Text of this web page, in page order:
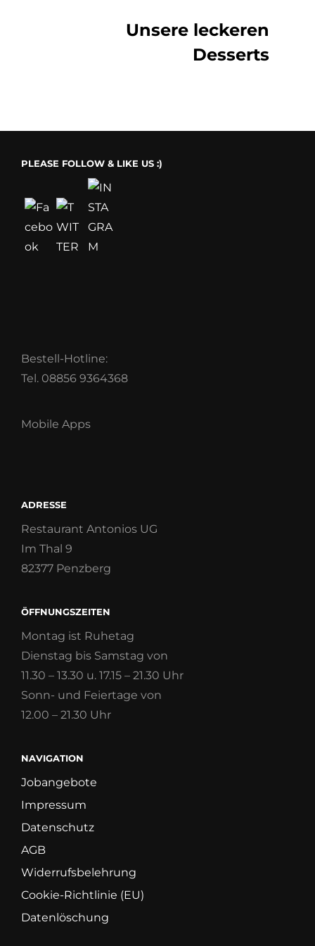
Unsere leckeren
Desserts
PLEASE FOLLOW & LIKE US :)
Bestell-Hotline:
Tel. 08856 9364368
Mobile Apps
ADRESSE
Restaurant Antonios UG
Im Thal 9
82377 Penzberg
ÖFFNUNGSZEITEN
Montag ist Ruhetag
Dienstag bis Samstag von
11.30 – 13.30 u. 17.15 – 21.30 Uhr
Sonn- und Feiertage von
12.00 – 21.30 Uhr
NAVIGATION
Jobangebote
Impressum
Datenschutz
AGB
Widerrufsbelehrung
Cookie-Richtlinie (EU)
Datenlöschung